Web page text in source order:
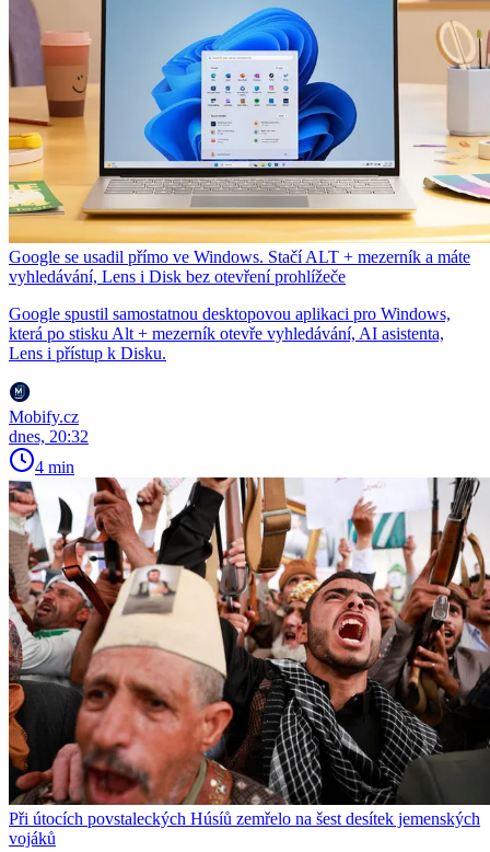
Google se usadil přímo ve Windows. Stačí ALT + mezerník a máte
vyhledávání, Lens i Disk bez otevření prohlížeče
Google spustil samostatnou desktopovou aplikaci pro Windows,
která po stisku Alt + mezerník otevře vyhledávání, AI asistenta,
Lens i přístup k Disku.
Mobify.cz
dnes, 20:32
4 min
Při útocích povstaleckých Húsíů zemřelo na šest desítek jemenských
vojáků